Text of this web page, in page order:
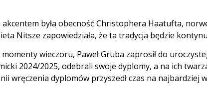
była obecność Christophera Haatufta,
Nitsze zapowiedziała, że ta tradycja będzie
wieczoru, Paweł Gruba zaprosił do
2024/2025, odebrali swoje dyplomy, a na ich
wręczenia dyplomów przyszedł czas na